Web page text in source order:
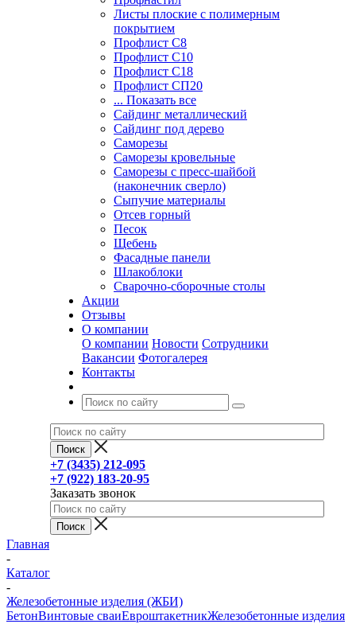
Листы плоские с полимерным
покрытием
Профлист С8
Профлист С10
Профлист С18
Профлист СП20
... Показать все
Сайдинг металлический
Cайдинг под дерево
Саморезы
Саморезы кровельные
Саморезы с пресс-шайбой
(наконечник сверло)
Сыпучие материалы
Отсев горный
Песок
Щебень
Фасадные панели
Шлакоблоки
Сварочно-сборочные столы
Акции
Отзывы
О компании
О компании Новости Сотрудники
Вакансии Фотогалерея
Контакты
+7 (3435) 212-095
+7 (922) 183-20-95
Заказать звонок
Главная
-
Каталог
-
Железобетонные изделия (ЖБИ)
БетонВинтовые сваиЕвроштакетникЖелезобетонные изделия